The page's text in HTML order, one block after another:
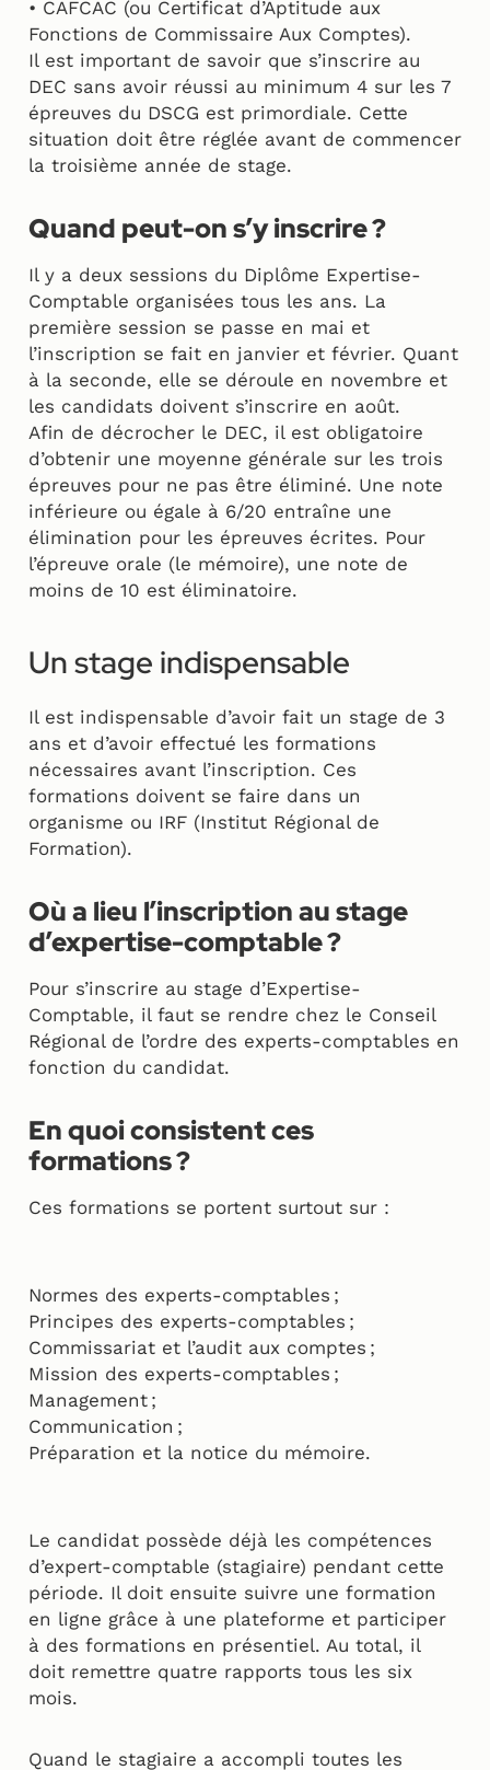
• CAFCAC (ou Certificat d’Aptitude aux
Fonctions de Commissaire Aux Comptes).
Il est important de savoir que s’inscrire au
DEC sans avoir réussi au minimum 4 sur les 7
épreuves du DSCG est primordiale. Cette
situation doit être réglée avant de commencer
la troisième année de stage.
Quand peut-on s’y inscrire ?
Il y a deux sessions du Diplôme Expertise-
Comptable organisées tous les ans. La
première session se passe en mai et
l’inscription se fait en janvier et février. Quant
à la seconde, elle se déroule en novembre et
les candidats doivent s’inscrire en août.
Afin de décrocher le DEC, il est obligatoire
d’obtenir une moyenne générale sur les trois
épreuves pour ne pas être éliminé. Une note
inférieure ou égale à 6/20 entraîne une
élimination pour les épreuves écrites. Pour
l’épreuve orale (le mémoire), une note de
moins de 10 est éliminatoire.
Un stage indispensable
Il est indispensable d’avoir fait un stage de 3
ans et d’avoir effectué les formations
nécessaires avant l’inscription. Ces
formations doivent se faire dans un
organisme ou IRF (Institut Régional de
Formation).
Où a lieu l’inscription au stage
d’expertise-comptable ?
Pour s’inscrire au stage d’Expertise-
Comptable, il faut se rendre chez le Conseil
Régional de l’ordre des experts-comptables en
fonction du candidat.
En quoi consistent ces
formations ?
Ces formations se portent surtout sur :
Normes des experts-comptables ;
Principes des experts-comptables ;
Commissariat et l’audit aux comptes ;
Mission des experts-comptables ;
Management ;
Communication ;
Préparation et la notice du mémoire.
Le candidat possède déjà les compétences
d’expert-comptable (stagiaire) pendant cette
période. Il doit ensuite suivre une formation
en ligne grâce à une plateforme et participer
à des formations en présentiel. Au total, il
doit remettre quatre rapports tous les six
mois.
Quand le stagiaire a accompli toutes les